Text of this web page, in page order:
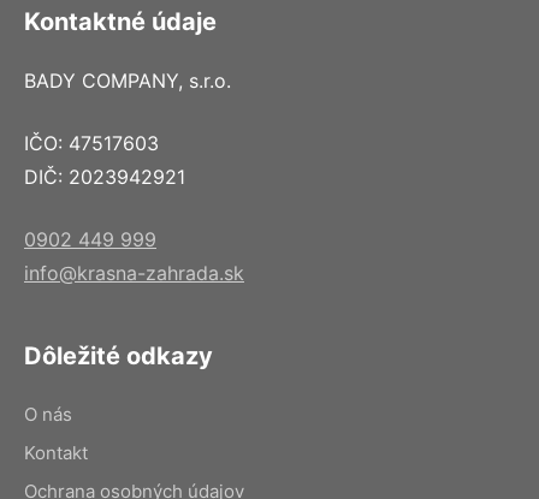
Kontaktné údaje
BADY COMPANY, s.r.o.
IČO: 47517603
DIČ: 2023942921
0902 449 999
info@krasna-zahrada.sk
Dôležité odkazy
O nás
Kontakt
Ochrana osobných údajov